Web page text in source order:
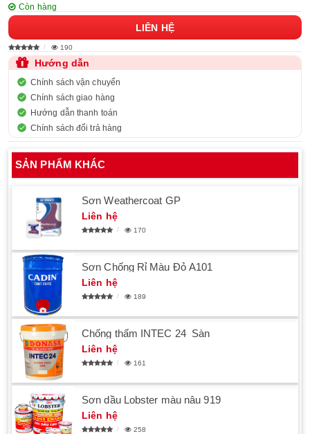
Còn hàng
LIÊN HỆ
190
Hướng dẫn
Chính sách vận chuyển
Chính sách giao hàng
Hướng dẫn thanh toán
Chính sách đổi trả hàng
SẢN PHẨM KHÁC
Sơn Weathercoat GP
Liên hệ
170
Sơn Chống Rỉ Màu Đỏ A101
Liên hệ
189
Chống thấm INTEC 24_Sàn
Liên hệ
161
Sơn dầu Lobster màu nâu 919
Liên hệ
258